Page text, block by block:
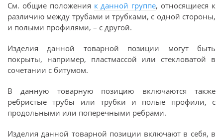
См. общие положения к данной группе, относящиеся к
различию между трубами и трубками, с одной стороны,
и полыми профилями, – с другой.
Изделия данной товарной позиции могут быть
покрыты, например, пластмассой или стекловатой в
сочетании с битумом.
В данную товарную позицию включаются также
ребристые трубы или трубки и полые профили, с
продольными или поперечными ребрами.
Изделия данной товарной позиции включают в себя, в